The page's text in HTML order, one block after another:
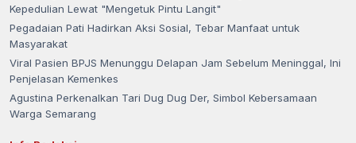
Kepedulian Lewat "Mengetuk Pintu Langit"
Pegadaian Pati Hadirkan Aksi Sosial, Tebar Manfaat untuk
Masyarakat
Viral Pasien BPJS Menunggu Delapan Jam Sebelum Meninggal, Ini
Penjelasan Kemenkes
Agustina Perkenalkan Tari Dug Dug Der, Simbol Kebersamaan
Warga Semarang